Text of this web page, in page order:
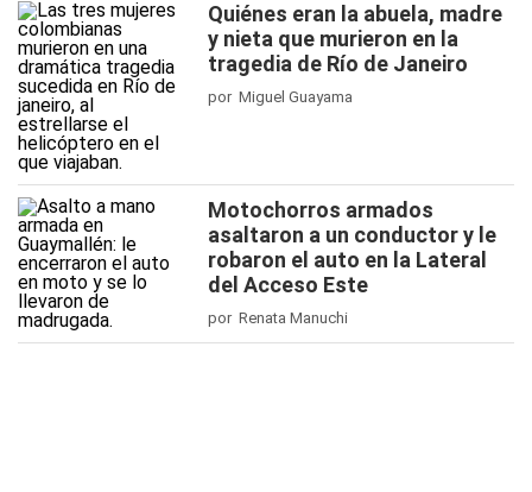
Quiénes eran la abuela, madre
y nieta que murieron en la
tragedia de Río de Janeiro
por Miguel Guayama
Motochorros armados
asaltaron a un conductor y le
robaron el auto en la Lateral
del Acceso Este
por Renata Manuchi